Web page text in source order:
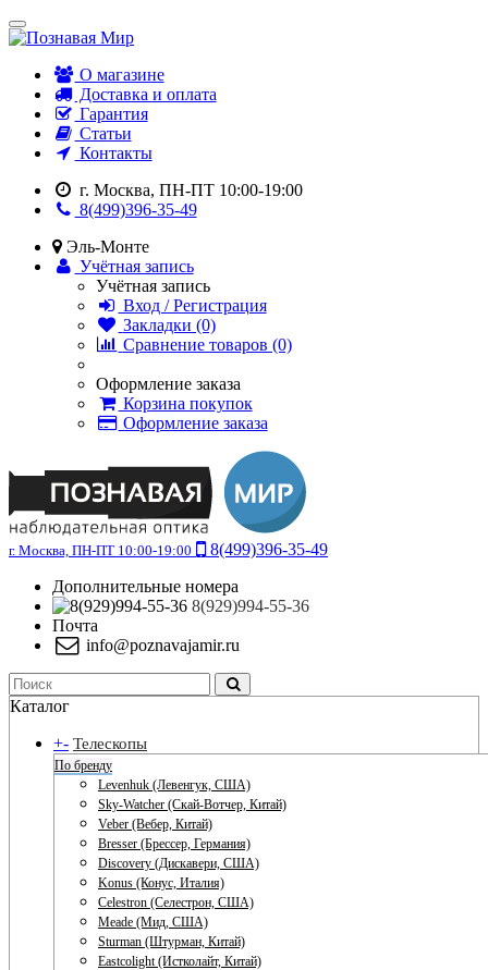
О магазине
Доставка и оплата
Гарантия
Статьи
Контакты
г. Москва, ПН-ПТ 10:00-19:00
8(499)396-35-49
Эль-Монте
Учётная запись
Учётная запись
Вход / Регистрация
Закладки (0)
Сравнение товаров (0)
Оформление заказа
Корзина покупок
Оформление заказа
г. Москва, ПН-ПТ 10:00-19:00
8(499)396-35-49
Дополнительные номера
8(929)994-55-36
Почта
info@poznavajamir.ru
Каталог
+- Телескопы
По бренду
Levenhuk (Левенгук, США)
Sky-Watcher (Скай-Вотчер, Китай)
Veber (Вебер, Китай)
Bresser (Брессер, Германия)
Discovery (Дискавери, США)
Konus (Конус, Италия)
Celestron (Селестрон, США)
Meade (Мид, США)
Sturman (Штурман, Китай)
Eastcolight (Истколайт, Китай)